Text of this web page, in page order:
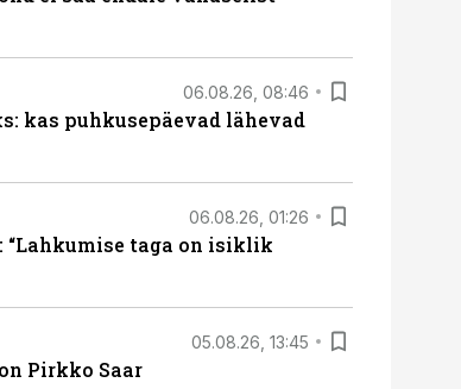
06.08.26, 08:46
kas puhkusepäevad lähevad
06.08.26, 01:26
“Lahkumise taga on isiklik
05.08.26, 13:45
Pirkko Saar